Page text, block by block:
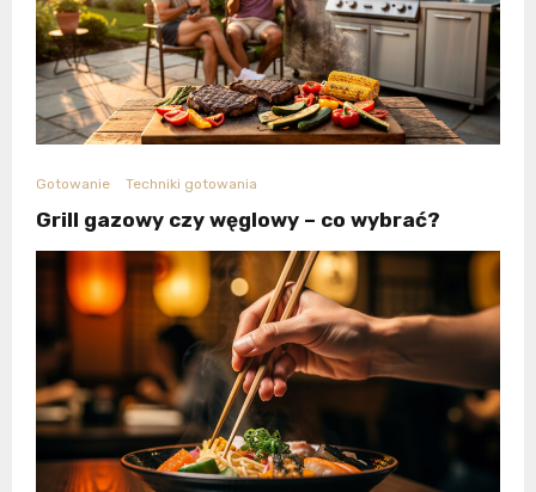
Gotowanie Techniki gotowania
Grill gazowy czy węglowy – co wybrać?